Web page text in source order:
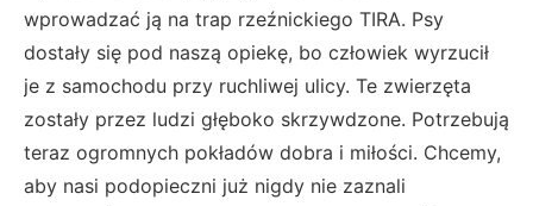
wprowadzać ją na trap rzeźnickiego TIRA. Psy
dostały się pod naszą opiekę, bo człowiek wyrzucił
je z samochodu przy ruchliwej ulicy. Te zwierzęta
zostały przez ludzi głęboko skrzywdzone. Potrzebują
teraz ogromnych pokładów dobra i miłości. Chcemy,
aby nasi podopieczni już nigdy nie zaznali